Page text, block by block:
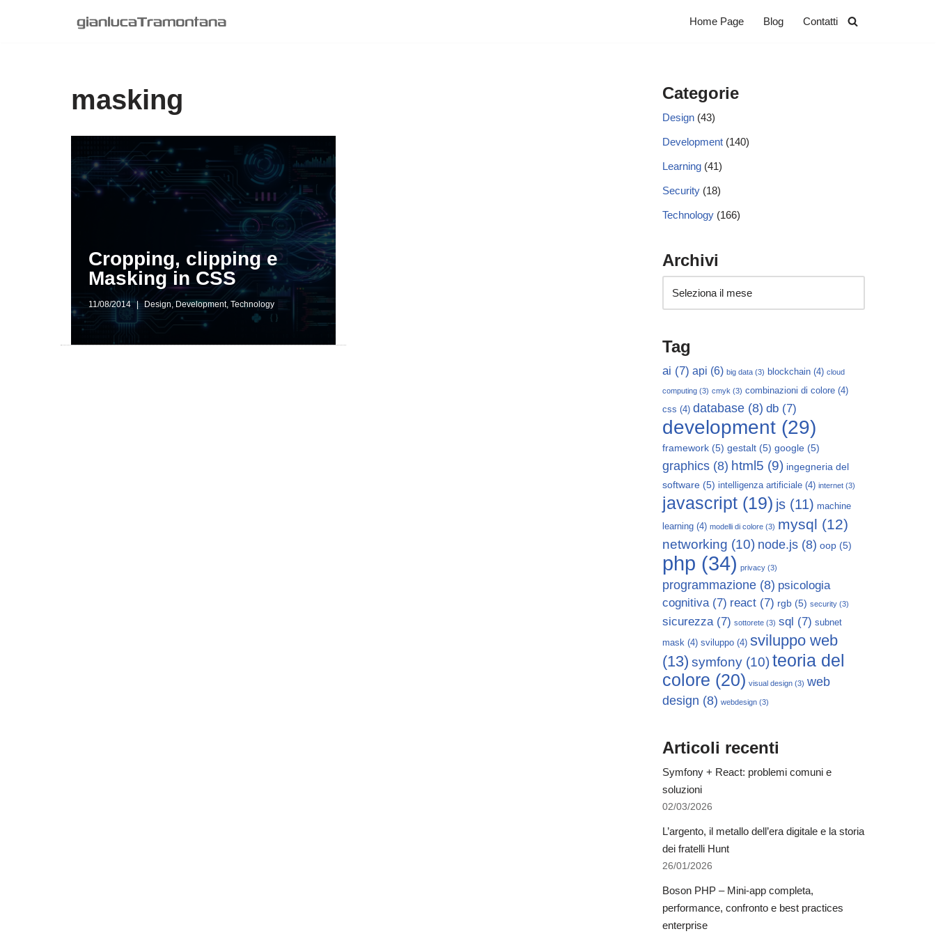
Home Page Blog Contatti
masking
Cropping, clipping e
Masking in CSS
11/08/2014 Design,Development, Technology
Categorie
Design (43)
Development (140)
Learning (41)
Security (18)
Technology (166)
Archivi
Tag
ai (7) api (6) big data (3) blockchain (4) cloud
computing (3) cmyk (3) combinazioni di colore (4)
css (4) database (8) db (7)
development (29)
framework (5) gestalt (5) google (5)
graphics (8) html5 (9) ingegneria del
software (5) intelligenza artificiale (4) internet (3)
javascript (19) js (11) machine
learning (4) modelli di colore (3) mysql (12)
networking (10) node.js (8) oop (5)
php (34) privacy (3)
programmazione (8) psicologia
cognitiva(7) react (7) rgb (5) security (3)
sicurezza(7) sottorete (3) sql (7) subnet
mask (4) sviluppo (4) sviluppo web
(13) symfony (10)teoria del
colore (20) visual design (3) web
design (8) webdesign (3)
Articoli recenti
Symfony + React: problemi comuni e
soluzioni
02/03/2026
L’argento, il metallo dell’era digitale e la storia
dei fratelli Hunt
26/01/2026
Boson PHP – Mini-app completa,
performance, confronto e best practices
enterprise